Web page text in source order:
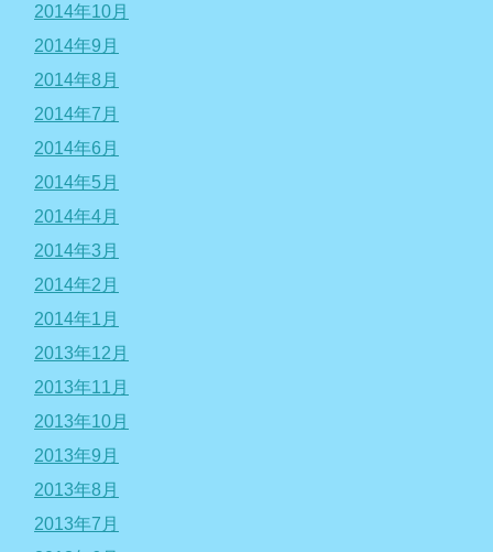
2014年10月
2014年9月
2014年8月
2014年7月
2014年6月
2014年5月
2014年4月
2014年3月
2014年2月
2014年1月
2013年12月
2013年11月
2013年10月
2013年9月
2013年8月
2013年7月